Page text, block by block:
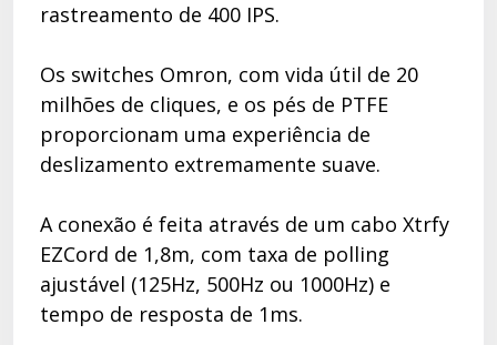
rastreamento de 400 IPS.
Os switches Omron, com vida útil de 20
milhões de cliques, e os pés de PTFE
proporcionam uma experiência de
deslizamento extremamente suave.
A conexão é feita através de um cabo Xtrfy
EZCord de 1,8m, com taxa de polling
ajustável (125Hz, 500Hz ou 1000Hz) e
tempo de resposta de 1ms.